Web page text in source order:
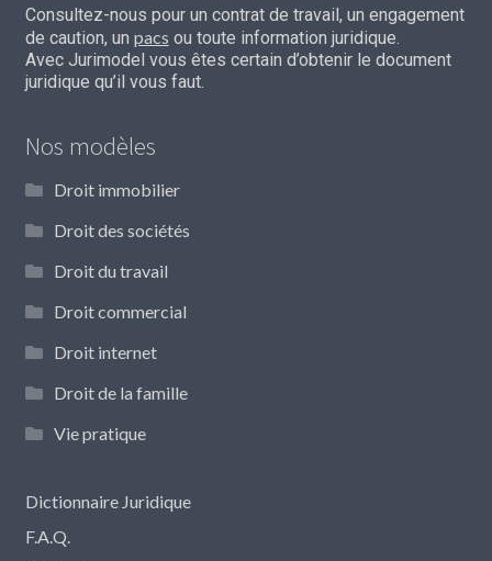
Consultez-nous pour un contrat de travail, un engagement
de caution, un pacs ou toute information juridique.
Avec Jurimodel vous êtes certain d’obtenir le document
juridique qu’il vous faut.
Nos modèles
Droit immobilier
Droit des sociétés
Droit du travail
Droit commercial
Droit internet
Droit de la famille
Vie pratique
Dictionnaire Juridique
F.A.Q.